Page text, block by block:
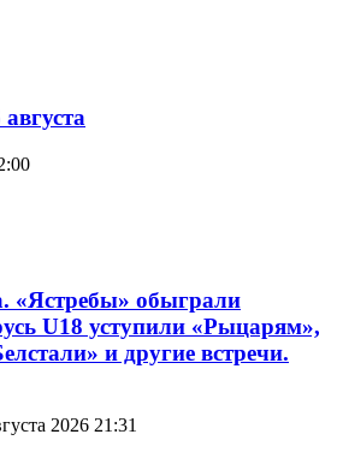
«Ястребы» обыграли
U18 уступили «Рыцарям»,
и другие встречи.
2026 21:31